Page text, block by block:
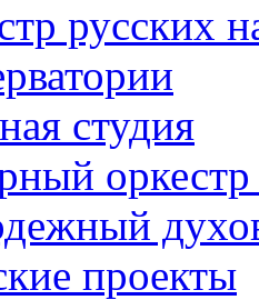
русских
студия
оркестр
проекты